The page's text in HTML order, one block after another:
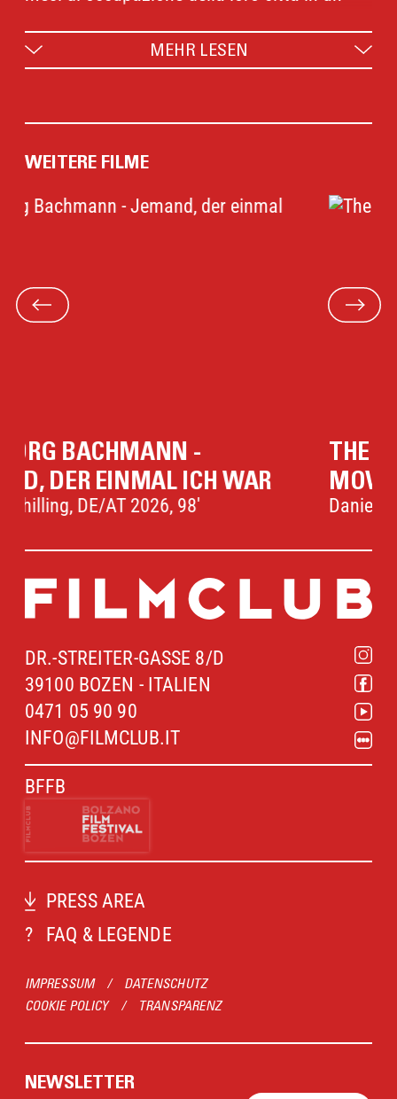
fieramente punk.
Miglior Documentario agli European Film
Awards 2026
MEHR LESEN
WEITERE FILME
THE PIANO TUNER (ORIGINAL
MOVIE)
Daniel Roher, CA 2025, 107'
DR.-STREITER-GASSE 8/D
39100 BOZEN - ITALIEN
0471 05 90 90
INFO@FILMCLUB.IT
BFFB
PRESS AREA
?
FAQ & LEGENDE
IMPRESSUM /
DATENSCHUTZ
COOKIE POLICY
/ TRANSPARENZ
NEWSLETTER